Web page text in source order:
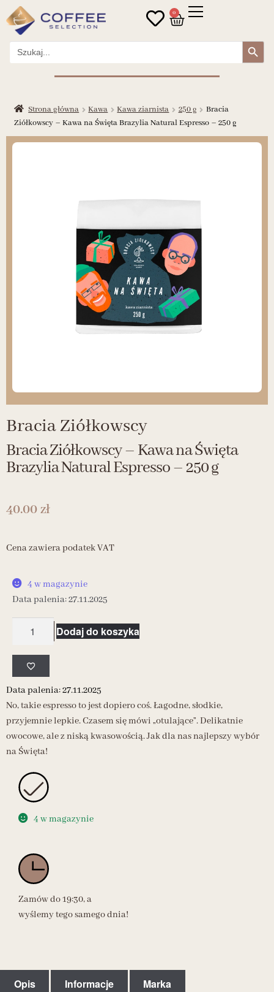
0
Search
for:
Search Button
Strona główna Kawa Kawa ziarnista 250 g
Bracia
Ziółkowscy – Kawa na Święta Brazylia Natural Espresso – 250 g
Bracia Ziółkowscy
Bracia Ziółkowscy – Kawa na Święta
Brazylia Natural Espresso – 250 g
40.00zł
Cena zawiera podatek VAT
4 w magazynie
Data palenia: 27.11.2025
Dodaj do koszyka
Data palenia: 27.11.2025
No, takie espresso to jest dopiero coś. Łagodne, słodkie,
przyjemnie lepkie. Czasem się mówi „otulające”. Delikatnie
owocowe, ale z niską kwasowością. Jak dla nas najlepszy wybór
na Święta!
4 w magazynie
Zamów do 19:30, a
wyślemy tego samego dnia!
Opis Informacje Marka